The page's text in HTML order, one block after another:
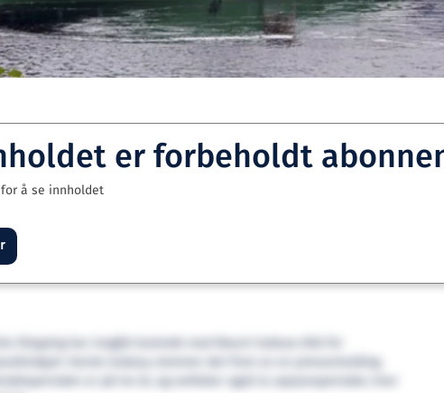
er forbeholdt
å se innholdet
Shipping har inngått kontrakt med Reach Subsea ASA for
, kommer det frem av en pressemelding.
er på tre år, og omfatter også to opsjonsperioder, hver